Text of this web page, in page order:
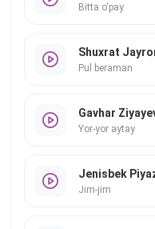
Bitta o'pay
Shuxrat
Pul beraman
Gavhar
Yor-yor aytay
Jenisbek
Jim-jim